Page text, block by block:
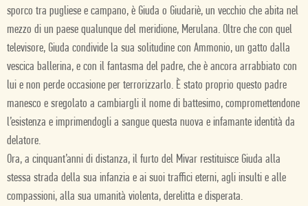
sporco tra pugliese e campano, è Giuda o Giudariè, un vecchio che abita nel
mezzo di un paese qualunque del meridione, Merulana. Oltre che con quel
televisore, Giuda condivide la sua solitudine con Ammonio, un gatto dalla
vescica ballerina, e con il fantasma del padre, che è ancora arrabbiato con
lui e non perde occasione per terrorizzarlo. È stato proprio questo padre
manesco e sregolato a cambiargli il nome di battesimo, compromettendone
l’esistenza e imprimendogli a sangue questa nuova e infamante identità da
delatore.
Ora, a cinquant’anni di distanza, il furto del Mivar restituisce Giuda alla
stessa strada della sua infanzia e ai suoi traffici eterni, agli insulti e alle
compassioni, alla sua umanità violenta, derelitta e disperata.